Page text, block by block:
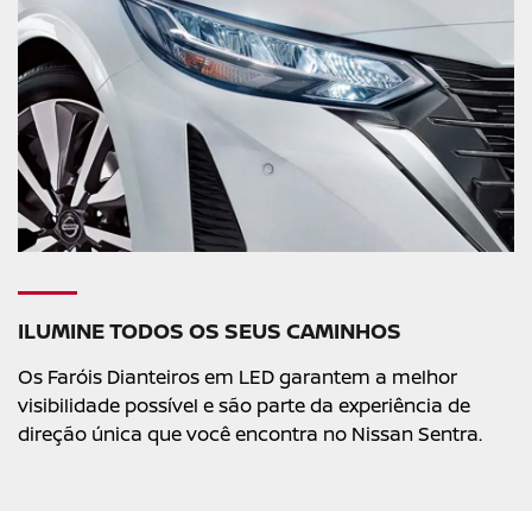
ILUMINE TODOS OS SEUS CAMINHOS
Os Faróis Dianteiros em LED garantem a melhor
visibilidade possível e são parte da experiência de
direção única que você encontra no Nissan Sentra.